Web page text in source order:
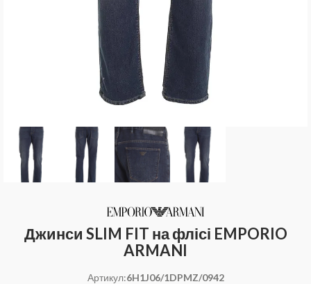
Джинси SLIM FIT на флісі EMPORIO
ARMANI
Артикул:6H1J06/1DPMZ/0942